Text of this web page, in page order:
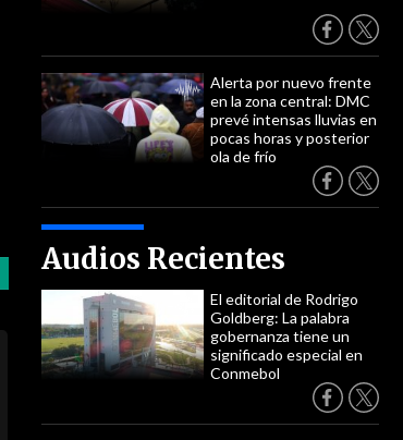
Alerta por nuevo frente
en la zona central: DMC
prevé intensas lluvias en
pocas horas y posterior
ola de frío
Audios Recientes
El editorial de Rodrigo
Goldberg: La palabra
gobernanza tiene un
significado especial en
Conmebol